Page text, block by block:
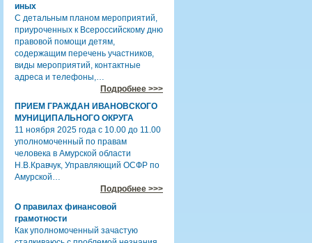
иных
С детальным планом мероприятий,
приуроченных к Всероссийскому дню
правовой помощи детям,
содержащим перечень участников,
виды мероприятий, контактные
адреса и телефоны,…
Подробнее >>>
ПРИЕМ ГРАЖДАН ИВАНОВСКОГО
МУНИЦИПАЛЬНОГО ОКРУГА
11 ноября 2025 года с 10.00 до 11.00
уполномоченный по правам
человека в Амурской области
Н.В.Кравчук, Управляющий ОСФР по
Амурской…
Подробнее >>>
О правилах финансовой
грамотности
Как уполномоченный зачастую